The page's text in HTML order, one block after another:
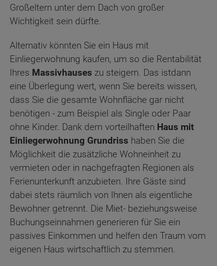
Großeltern unter dem Dach von großer
Wichtigkeit sein dürfte.
Alternativ könnten Sie ein Haus mit
Einliegerwohnung kaufen, um so die Rentabilität
Ihres Massivhauses zu steigern. Das istdann
eine Überlegung wert, wenn Sie bereits wissen,
dass Sie die gesamte Wohnfläche gar nicht
benötigen - zum Beispiel als Single oder Paar
ohne Kinder. Dank dem vorteilhaften Haus mit
Einliegerwohnung Grundriss haben Sie die
Möglichkeit die zusätzliche Wohneinheit zu
vermieten oder in nachgefragten Regionen als
Ferienunterkunft anzubieten. Ihre Gäste sind
dabei stets räumlich von Ihnen als eigentliche
Bewohner getrennt. Die Miet- beziehungsweise
Buchungseinnahmen generieren für Sie ein
passives Einkommen und helfen den Traum vom
eigenen Haus wirtschaftlich zu stemmen.